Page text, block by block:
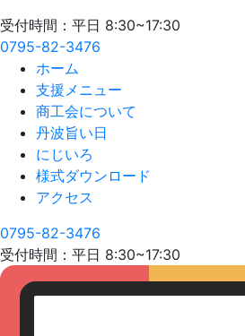
受付時間：平日 8:30~17:30
0795-82-3476
ホーム
支援メニュー
商工会について
丹波旨い日
にじいろ
様式ダウンロード
アクセス
0795-82-3476
受付時間：平日 8:30~17:30